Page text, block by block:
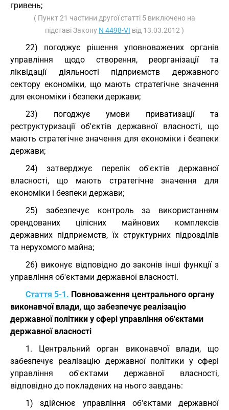
гривень;
( Пункт 21 частини другої статті 5 виключено на
підставі Закону N 4498-VI від 13.03.2012 )
22) погоджує рішення уповноважених органів
управління щодо створення, реорганізації та
ліквідації діяльності підприємств державного
сектору економіки, що мають стратегічне значення
для економіки і безпеки держави;
23) погоджує умови приватизації та
реструктуризації об'єктів державної власності, що
мають стратегічне значення для економіки і безпеки
держави;
24) затверджує перелік об'єктів державної
власності, що мають стратегічне значення для
економіки і безпеки держави;
25) забезпечує контроль за використанням
орендованих цілісних майнових комплексів
державних підприємств, їх структурних підрозділів
та нерухомого майна;
26) виконує відповідно до законів інші функції з
управління об'єктами державної власності.
Стаття 5-1. Повноваження центрального органу
виконавчої влади, що забезпечує реалізацію
державної політики у сфері управління об'єктами
державної власності
1. Центральний орган виконавчої влади, що
забезпечує реалізацію державної політики у сфері
управління об'єктами державної власності,
відповідно до покладених на нього завдань:
1) здійснює управління об'єктами державної